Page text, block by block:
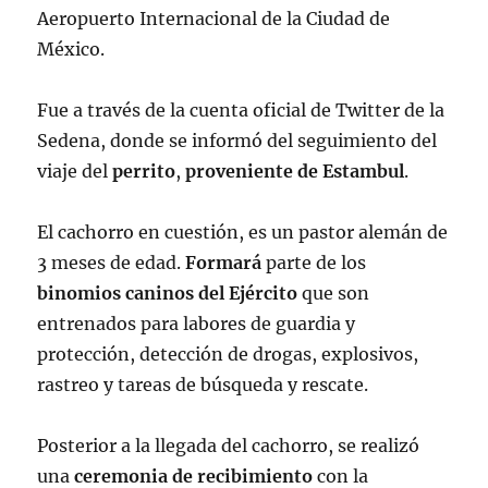
Aeropuerto Internacional de la Ciudad de
México.
Fue a través de la cuenta oficial de Twitter de la
Sedena, donde se informó del seguimiento del
viaje delperrito,proveniente de Estambul.
El cachorro en cuestión, es un pastor alemán de
3 meses de edad.Formará parte de los
binomios caninos del Ejército que son
entrenados para labores de guardia y
protección, detección de drogas, explosivos,
rastreo y tareas de búsqueda y rescate.
Posterior a la llegada del cachorro, se realizó
unaceremonia de recibimiento con la